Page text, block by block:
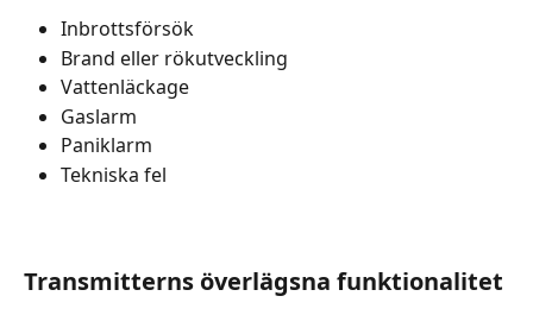
Inbrottsförsök
Brand eller rökutveckling
Vattenläckage
Gaslarm
Paniklarm
Tekniska fel
Transmitterns överlägsna funktionalitet